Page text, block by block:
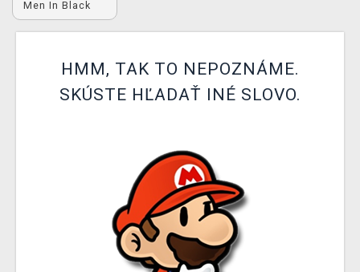
XZONE KLUB
Men In Black
HMM, TAK TO NEPOZNÁME.
SKÚSTE HĽADAŤ INÉ SLOVO.